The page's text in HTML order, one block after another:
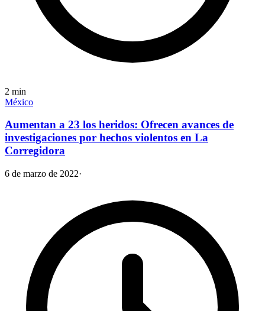
2 min
México
Aumentan a 23 los heridos: Ofrecen avances de
investigaciones por hechos violentos en La
Corregidora
6 de marzo de 2022·